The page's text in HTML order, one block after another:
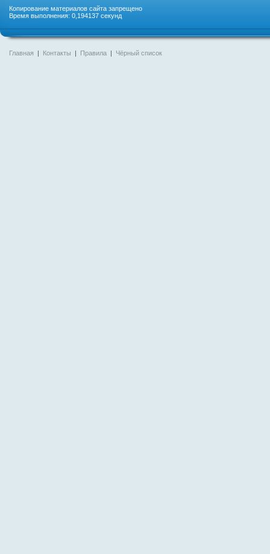
Копирование материалов сайта запрещено
Время выполнения: 0,194137 секунд
Главная | Контакты | Правила | Чёрный список